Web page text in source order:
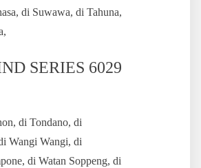
di Suwawa, di Tahuna,
SERIES 6029
di Tondano, di
Wangi Wangi, di
di Watan Soppeng, di